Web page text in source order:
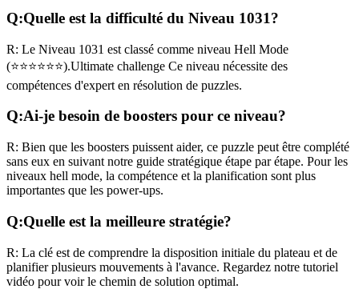
Q:Quelle est la difficulté du Niveau 1031?
R: Le Niveau 1031 est classé comme niveau Hell Mode
(⭐⭐⭐⭐⭐⭐).Ultimate challenge Ce niveau nécessite des
compétences d'expert en résolution de puzzles.
Q:Ai-je besoin de boosters pour ce niveau?
R: Bien que les boosters puissent aider, ce puzzle peut être complété
sans eux en suivant notre guide stratégique étape par étape. Pour les
niveaux hell mode, la compétence et la planification sont plus
importantes que les power-ups.
Q:Quelle est la meilleure stratégie?
R: La clé est de comprendre la disposition initiale du plateau et de
planifier plusieurs mouvements à l'avance. Regardez notre tutoriel
vidéo pour voir le chemin de solution optimal.